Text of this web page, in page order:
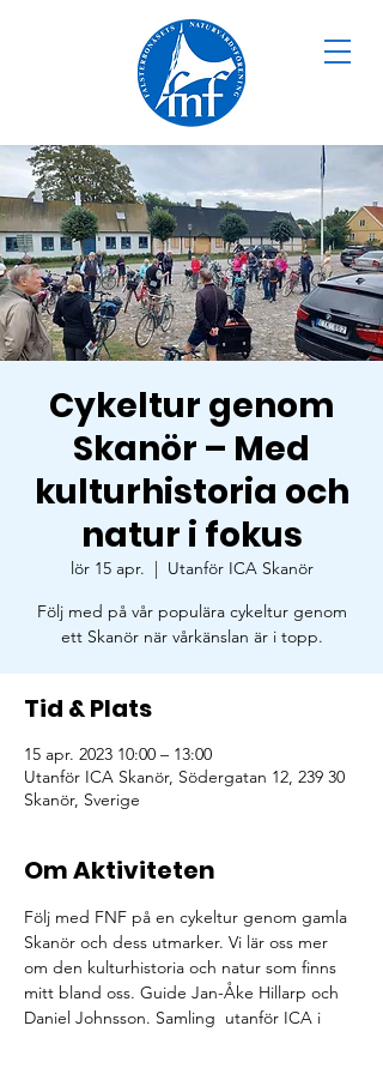
Cykeltur genom
Skanör – Med
kulturhistoria och
natur i fokus
lör 15 apr.
  |
Utanför ICA Skanör
Följ med på vår populära cykeltur genom
ett Skanör när vårkänslan är i topp.
Tid & Plats
15 apr. 2023 10:00 – 13:00
Utanför ICA Skanör, Södergatan 12, 239 30
Skanör, Sverige
Om Aktiviteten
Följ med FNF på en cykeltur genom gamla
Skanör och dess utmarker. Vi lär oss mer
om den kulturhistoria och natur som finns
mitt bland oss. Guide Jan-Åke Hillarp och
Daniel Johnsson. Samling  utanför ICA i